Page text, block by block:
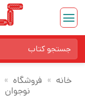
Skip
content
برای:
خانه » فروشگاه »
نوجوان